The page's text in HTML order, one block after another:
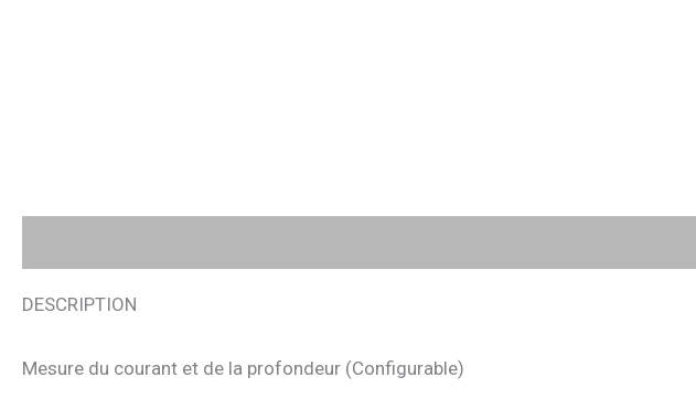
DESCRIPTION
Mesure du courant et de la profondeur (Configurable)